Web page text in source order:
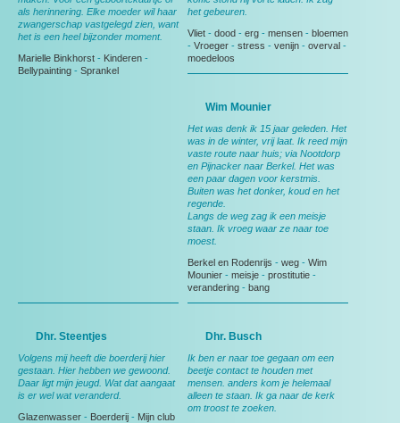
als herinnering. Elke moeder wil haar
zwangerschap vastgelegd zien, want
het is een heel bijzonder moment.
Marielle Binkhorst - Kinderen -
Bellypainting - Sprankel
het gebeuren.
Vliet - dood - erg - mensen - bloemen
- Vroeger - stress - venijn - overval -
moedeloos
Wim Mounier
Het was denk ik 15 jaar geleden. Het
was in de winter, vrij laat. Ik reed mijn
vaste route naar huis; via Nootdorp
en Pijnacker naar Berkel. Het was
een paar dagen voor kerstmis.
Buiten was het donker, koud en het
regende.
Langs de weg zag ik een meisje
staan. Ik vroeg waar ze naar toe
moest.
Berkel en Rodenrijs - weg - Wim
Mounier - meisje - prostitutie -
verandering - bang
Dhr. Steentjes
Volgens mij heeft die boerderij hier
gestaan. Hier hebben we gewoond.
Daar ligt mijn jeugd. Wat dat aangaat
is er wel wat veranderd.
Glazenwasser - Boerderij - Mijn club
Dhr. Busch
Ik ben er naar toe gegaan om een
beetje contact te houden met
mensen. anders kom je helemaal
alleen te staan. Ik ga naar de kerk
om troost te zoeken.